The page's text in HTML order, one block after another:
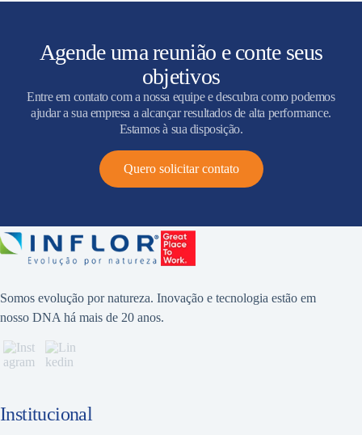
Agende uma reunião e conte seus
objetivos
Entre em contato com a nossa equipe e descubra como podemos
ajudar a sua empresa a alcançar resultados de alta performance.
Estamos à sua disposição.
Quero solicitar contato
Somos evolução por natureza. Inovação e tecnologia estão em
nosso DNA há mais de 20 anos.
Institucional